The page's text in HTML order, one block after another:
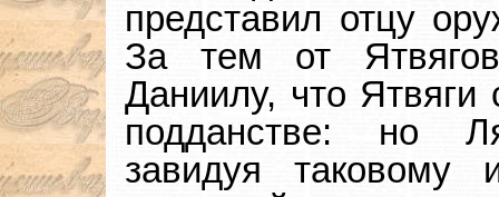
представил отцу
За тем от
Даниилу, что
подданстве: но
завидуя таковому